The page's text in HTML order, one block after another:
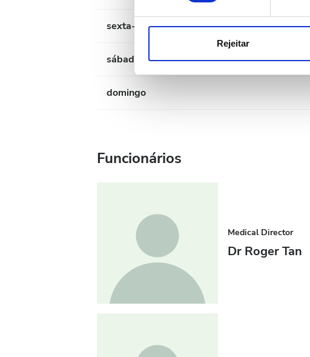
tráfego. Também partilhamos
publicidade e de análise, que as
Rejeitar
sexta-feira
sábado
domingo
Funcionários
Medical Director
Dr Roger Tan